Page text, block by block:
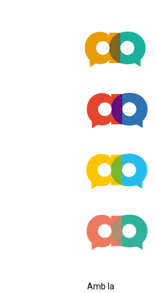
Amb la